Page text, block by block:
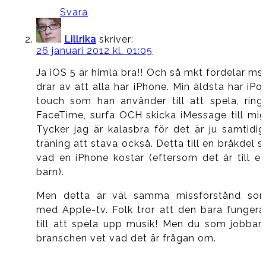
Svara
Lillrika skriver:
26 januari 2012 kl. 01:05
Ja iOS 5 är himla bra!! Och så mkt fördelar
drar av att alla har iPhone. Min äldsta har
touch som han använder till att spela,
FaceTime, surfa OCH skicka iMessage till
Tycker jag är kalasbra för det är ju
träning att stava också. Detta till en bråkdel
vad en iPhone kostar (eftersom det är till
barn).
Men detta är väl samma missförstånd
med Apple-tv. Folk tror att den bara
till att spela upp musik! Men du som jobbar
branschen vet vad det är frågan om.